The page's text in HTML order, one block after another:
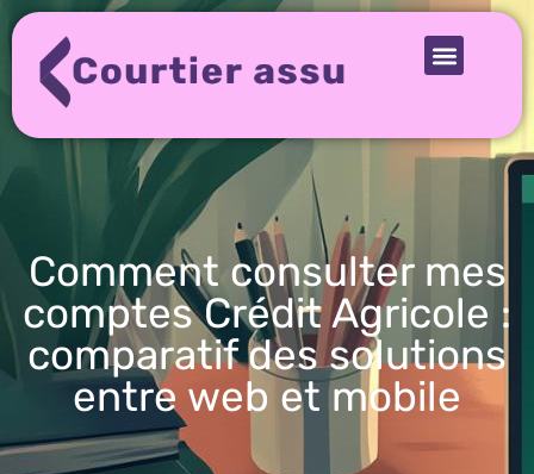
Comment consulter mes
comptes Crédit Agricole :
comparatif des solutions
entre web et mobile